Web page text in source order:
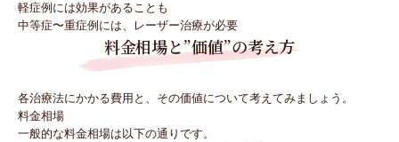
軽症例には効果があることも
中等症〜重症例には、レーザー治療が必要
料金相場と”価値”の考え方
各治療法にかかる費用と、その価値について考えてみましょう。
料金相場
一般的な料金相場は以下の通りです。